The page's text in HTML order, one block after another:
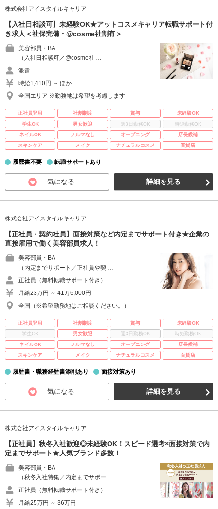
株式会社アイスタイルキャリア
【入社日相談可】未経験OK★アットコスメキャリア転職サポート付
き求人＜社保完備・@cosme社割有＞
美容部員・BA
（入社日相談可／@cosme社 …
派遣
時給1,410円 ～ ほか
全国エリア ※勤務地は希望を考慮します
正社員登用 社割制度 賞与
未経験OK
学生OK
男女歓迎 週3日勤務OK
時短勤務OK
ネイルOK
ノルマなし オープニング
店長候補
スキンケア
メイク ナチュラルコスメ 百貨店
履歴書不要 転職サポートあり
気になる 詳細を見る
株式会社アイスタイルキャリア
【正社員・契約社員】面接対策など内定までサポート付き★企業の
直接雇用で働く美容部員求人！
美容部員・BA
（内定までサポート／正社員や契 …
正社員（無料転職サポート付き）
月給23万円 ～ 41万6,000円
全国（※希望勤務地はご相談ください。）
正社員登用 社割制度 賞与
未経験OK
学生OK
男女歓迎 週3日勤務OK
時短勤務OK
ネイルOK
ノルマなし オープニング
店長候補
スキンケア
メイク ナチュラルコスメ 百貨店
履歴書・職務経歴書添削あり 面接対策あり
気になる 詳細を見る
株式会社アイスタイルキャリア
【正社員】秋冬入社歓迎◎未経験OK！スピード選考×面接対策で内
定までサポート★人気ブランド多数！
美容部員・BA
（秋冬入社特集／内定までサポー …
正社員（無料転職サポート付き）
月給25万円 ～ 36万円